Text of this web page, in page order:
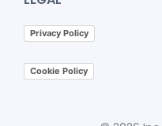
Privacy Policy
Cookie Policy